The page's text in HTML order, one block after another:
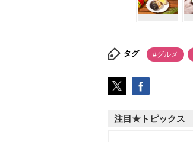
タグ #グルメ
注目★トピックス